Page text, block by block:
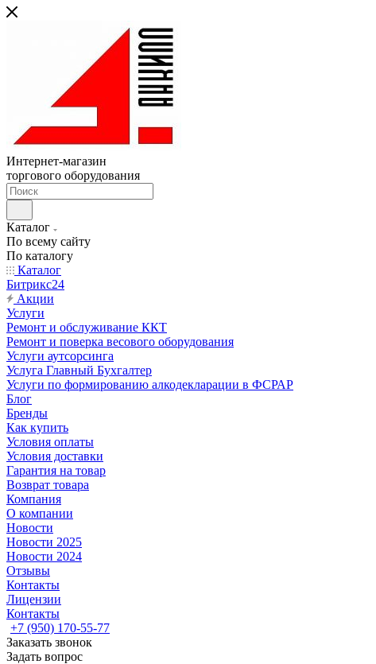
Интернет-магазин
торгового оборудования
Каталог
По всему сайту
По каталогу
Каталог
Битрикс24
Акции
Услуги
Ремонт и обслуживание ККТ
Ремонт и поверка весового оборудования
Услуги аутсорсинга
Услуга Главный Бухгалтер
Услуги по формированию алкодекларации в ФСРАР
Блог
Бренды
Как купить
Условия оплаты
Условия доставки
Гарантия на товар
Возврат товара
Компания
О компании
Новости
Новости 2025
Новости 2024
Отзывы
Контакты
Лицензии
Контакты
+7 (950) 170-55-77
Заказать звонок
Задать вопрос